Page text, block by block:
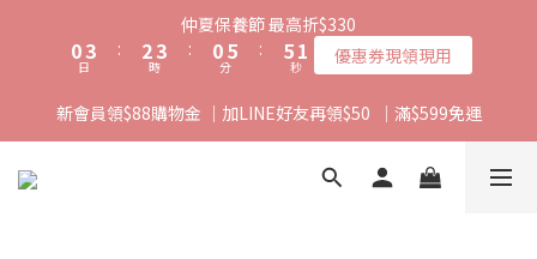
仲夏保養節 最高折$330
03
2
1
0
日
:
2
1
0
3
2
1
0
時
:
1
0
6
5
4
3
2
分
:
6
5
4
3
2
1
0
秒 優惠券現領現用
新會員領$88購物金 ｜加LINE好友再領$50  ｜滿$599免運